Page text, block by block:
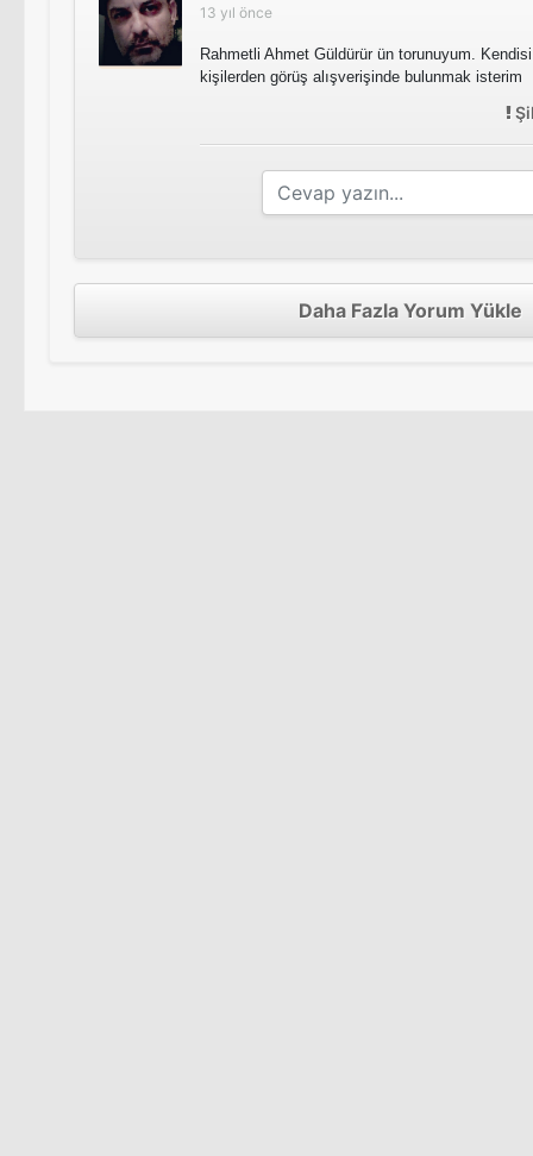
13 yıl önce
Rahmetli Ahmet Güldürür ün torunuyum.
kişilerden görüş alışverişinde bulunmak isterim
Daha Fazla Yorum Yükle